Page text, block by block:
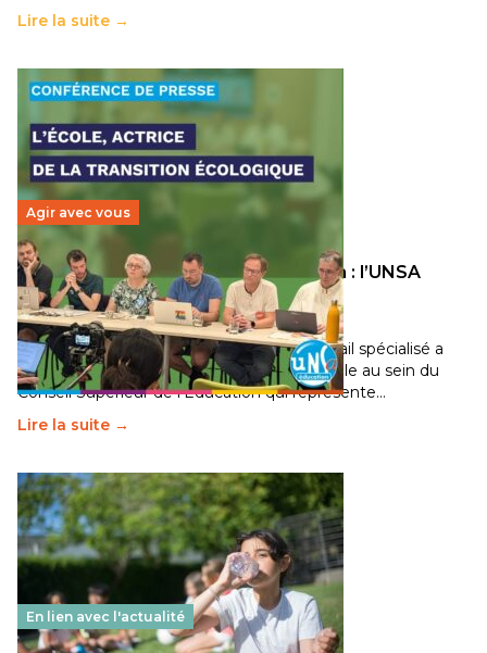
Lire la suite →
Agir avec vous
Transition écologique de l’éducation : l’UNSA
Éducation fait bouger les lignes
30 juin 2026-National
Pendant plusieurs mois, un groupe de travail spécialisé a
travaillé sur la transition écologique de l’Ecole au sein du
Conseil Supérieur de l’Éducation qui représente…
Lire la suite →
En lien avec l'actualité